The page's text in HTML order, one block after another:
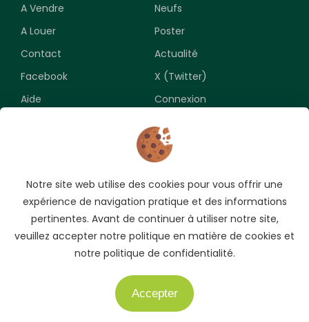
A Vendre
Neufs
A Louer
Poster
Contact
Actualité
Facebook
X (Twitter)
Aide
Connexion
Souscrivez pour recevoir les meilleures opportunités.
Copyright © 2009-2026 AUTO.CI. Tous droits réservés
Notre site web utilise des cookies pour vous offrir une
expérience de navigation pratique et des informations
pertinentes. Avant de continuer à utiliser notre site,
veuillez accepter notre politique en matière de cookies et
notre politique de confidentialité.
Accepter